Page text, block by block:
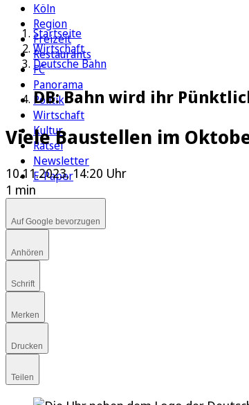
Köln
Region
Freizeit
Restaurants
FC
Panorama
Politik
Wirtschaft
Kultur
Rätsel
Newsletter
E-Paper
Startseite
Wirtschaft
Deutsche Bahn
DB: Bahn wird ihr
Viele Baustellen im
10.11.2023, 14:20 Uhr
1 min
Auf Google bevorzugen
Anhören
Schrift
Merken
Drucken
Teilen